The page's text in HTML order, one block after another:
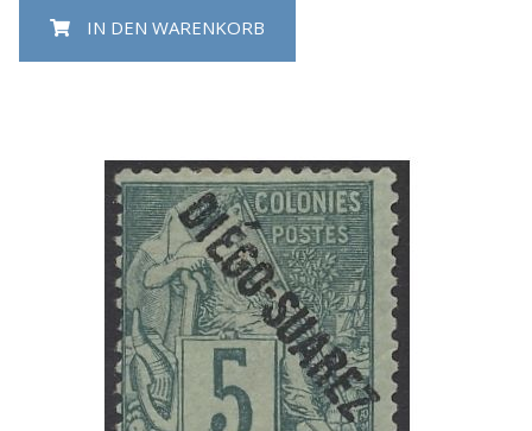
IN DEN WARENKORB